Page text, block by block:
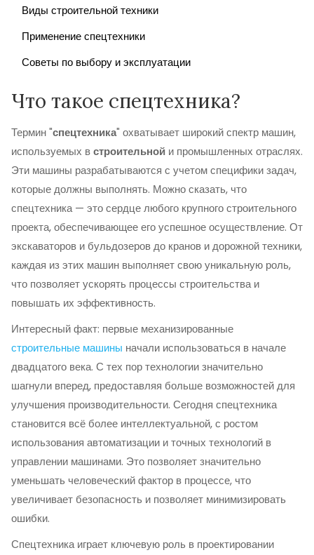
Виды строительной техники
Применение спецтехники
Советы по выбору и эксплуатации
Что такое спецтехника?
Термин "спецтехника" охватывает широкий спектр машин,
используемых встроительной и промышленных отраслях.
Эти машины разрабатываются с учетом специфики задач,
которые должны выполнять. Можно сказать, что
спецтехника — это сердце любого крупного строительного
проекта, обеспечивающее его успешное осуществление. От
экскаваторов и бульдозеров до кранов и дорожной техники,
каждая из этих машин выполняет свою уникальную роль,
что позволяет ускорять процессы строительства и
повышать их эффективность.
Интересный факт: первые механизированные
строительные машины начали использоваться в начале
двадцатого века. С тех пор технологии значительно
шагнули вперед, предоставляя больше возможностей для
улучшения производительности. Сегодня спецтехника
становится всё более интеллектуальной, с ростом
использования автоматизации и точных технологий в
управлении машинами. Это позволяет значительно
уменьшать человеческий фактор в процессе, что
увеличивает безопасность и позволяет минимизировать
ошибки.
Спецтехника играет ключевую роль в проектировании